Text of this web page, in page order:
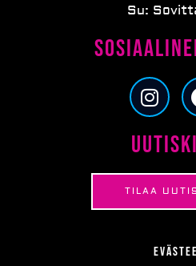
Su:
I
n
t
g
r
m
TILAA